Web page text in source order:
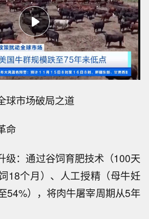
球市场破局之道
命
级：通过谷饲育肥技术（100天
18个月）、人工授精（母牛妊
54%），将肉牛屠宰周期从5年